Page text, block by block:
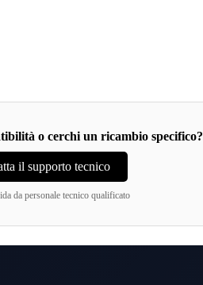
o cerchi un ricambio specifico?
il supporto tecnico
da personale tecnico qualificato